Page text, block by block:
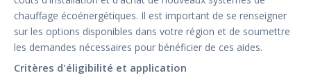
chauffage écoénergétiques. Il est important de se renseigner
sur les options disponibles dans votre région et de soumettre
les demandes nécessaires pour bénéficier de ces aides.
Critères d'éligibilité et application